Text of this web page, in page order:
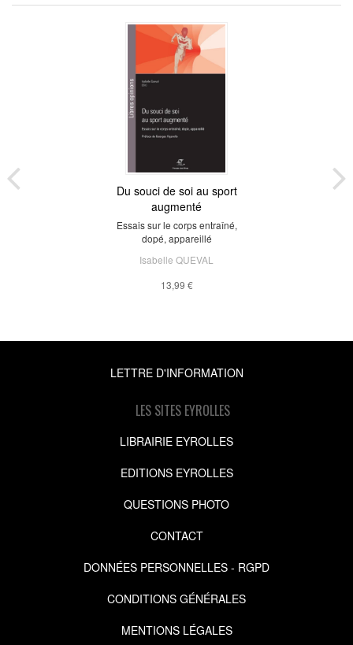
Du souci de soi au sport
augmenté
Essais sur le corps entraîné,
dopé, appareillé
Isabelle QUEVAL
13,99 €
LETTRE D'INFORMATION
LES SITES EYROLLES
LIBRAIRIE EYROLLES
EDITIONS EYROLLES
QUESTIONS PHOTO
CONTACT
DONNÉES PERSONNELLES - RGPD
CONDITIONS GÉNÉRALES
MENTIONS LÉGALES